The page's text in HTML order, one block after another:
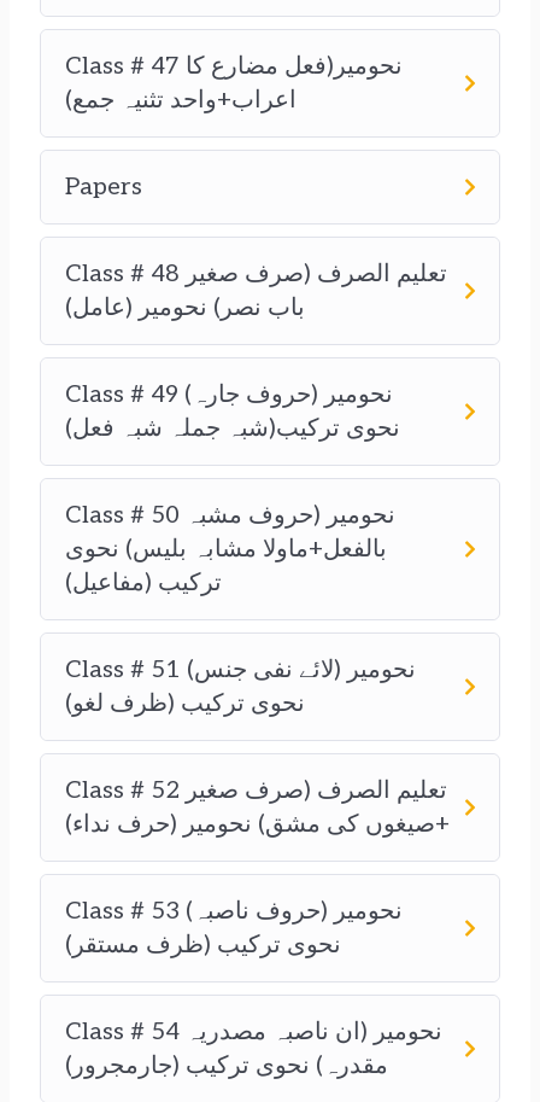
Class # 47 نحومیر(فعل مضارع کا
اعراب+واحد تثنیہ جمع)
Papers
Class # 48 تعلیم الصرف (صرف صغیر
باب نصر) نحومیر (عامل)
Class # 49 نحومیر (حروف جارہ)
نحوی ترکیب(شبہ جملہ شبہ فعل)
Class # 50 نحومیر (حروف مشبہ
بالفعل+ماولا مشابہ بلیس) نحوی
ترکیب (مفاعیل)
Class # 51 نحومیر (لائے نفی جنس)
نحوی ترکیب (ظرف لغو)
Class # 52 تعلیم الصرف (صرف صغیر
+صیغوں کی مشق) نحومیر (حرف نداء)
Class # 53 نحومیر (حروف ناصبہ)
نحوی ترکیب (ظرف مستقر)
Class # 54 نحومیر (ان ناصبہ مصدریہ
مقدرہ) نحوی ترکیب (جارمجرور)